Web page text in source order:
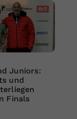
Juniors:
und
Finals